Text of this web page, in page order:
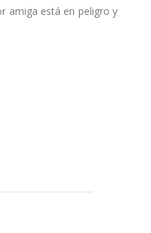
amiga está en peligro y